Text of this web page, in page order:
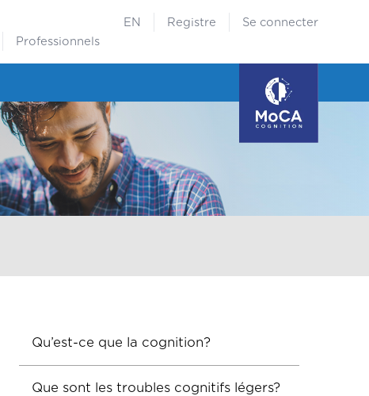
EN Registre
Se connecter
Professionnels
Qu’est-ce que la cognition?
Que sont les troubles cognitifs légers?